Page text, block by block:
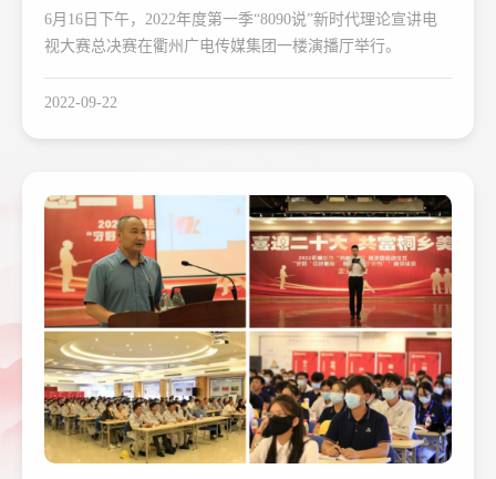
6月16日下午，2022年度第一季“8090说”新时代理论宣讲电
视大赛总决赛在衢州广电传媒集团一楼演播厅举行。
2022-09-22